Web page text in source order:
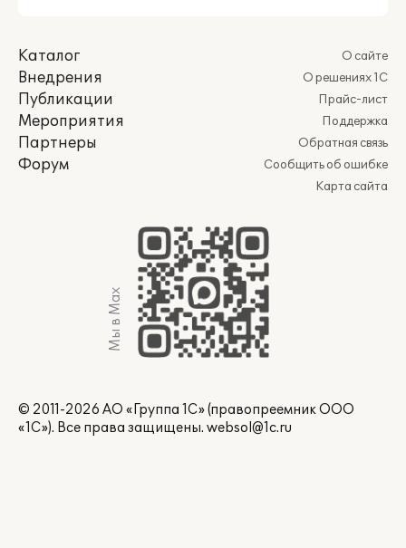
Каталог
Внедрения
Публикации
Мероприятия
Партнеры
Форум
О сайте
О решениях 1С
Прайс-лист
Поддержка
Обратная связь
Сообщить об ошибке
Карта сайта
Мы в Max
© 2011-2026 АО «Группа 1С» (правопреемник ООО
«1С»). Все права защищены. websol@1c.ru